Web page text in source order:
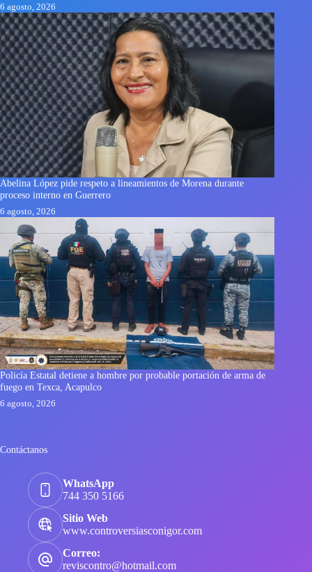
6 agosto, 2026
Abelina López pide respeto a lineamientos de Morena durante
proceso interno en Guerrero
6 agosto, 2026
Policía Estatal detiene a hombre por probable portación de arma de
fuego en Texca, Acapulco
6 agosto, 2026
Contáctanos
WhatsApp
744 350 5166
Sitio Web
www.controversiasconigor.com
Correo:
reviscontro@hotmail.com